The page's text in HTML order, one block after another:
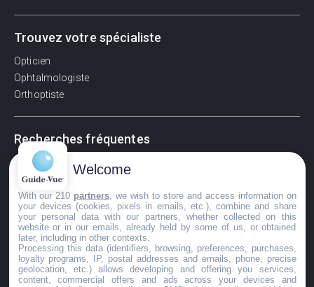
Trouvez votre spécialiste
Opticien
Ophtalmologiste
Orthoptiste
Recherches fréquentes
Pathologies adultes
Signes d'une urgence ophtalmologique
La vision
Acuité visuelle
Myosis / mydriase
Œdème oculaire
Welcome
With our 210 partners , we wish to store and access information on
your devices (cookies, pixels in emails, etc.), combine and share
your personal data with our partners, whether collected on this
website or in our emails, already held by some of us, or obtained
later, including in other contexts.
Processing this data (identifiers, browsing, preferences, purchases,
loyalty programs, IP, postal addresses and emails, phone, precise
geolocation, etc.) allows developing and offering you services,
content, commercial offers and ads across your devices and